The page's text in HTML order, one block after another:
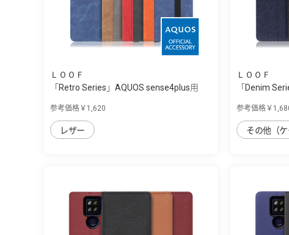
ＬＯＯＦ
「Retro Series」AQUOS sense4plus用
参考価格￥1,620
レザー
ＬＯＯＦ
「Denim
参考価格￥
その他（ケ